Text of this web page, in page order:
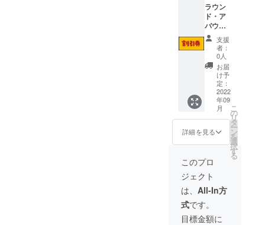
ラウン
ド・ア
バウト
公演共
有割引
券1000
円
支援
者：
0人
お届
け予
定：
2022
年09
月
詳細を見る
こ
の
リ
タ
ー
ン
を
選
択
す
る
このプロ
ジェクト
は、 All-In方
式です。
目標金額に